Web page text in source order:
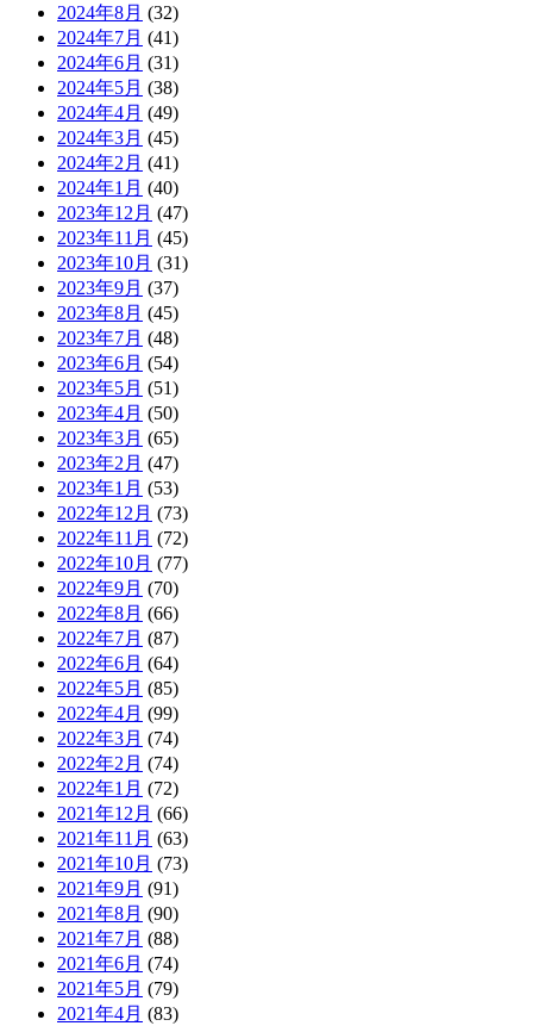
2024年8月 (32)
2024年7月 (41)
2024年6月 (31)
2024年5月 (38)
2024年4月 (49)
2024年3月 (45)
2024年2月 (41)
2024年1月 (40)
2023年12月 (47)
2023年11月 (45)
2023年10月 (31)
2023年9月 (37)
2023年8月 (45)
2023年7月 (48)
2023年6月 (54)
2023年5月 (51)
2023年4月 (50)
2023年3月 (65)
2023年2月 (47)
2023年1月 (53)
2022年12月 (73)
2022年11月 (72)
2022年10月 (77)
2022年9月 (70)
2022年8月 (66)
2022年7月 (87)
2022年6月 (64)
2022年5月 (85)
2022年4月 (99)
2022年3月 (74)
2022年2月 (74)
2022年1月 (72)
2021年12月 (66)
2021年11月 (63)
2021年10月 (73)
2021年9月 (91)
2021年8月 (90)
2021年7月 (88)
2021年6月 (74)
2021年5月 (79)
2021年4月 (83)